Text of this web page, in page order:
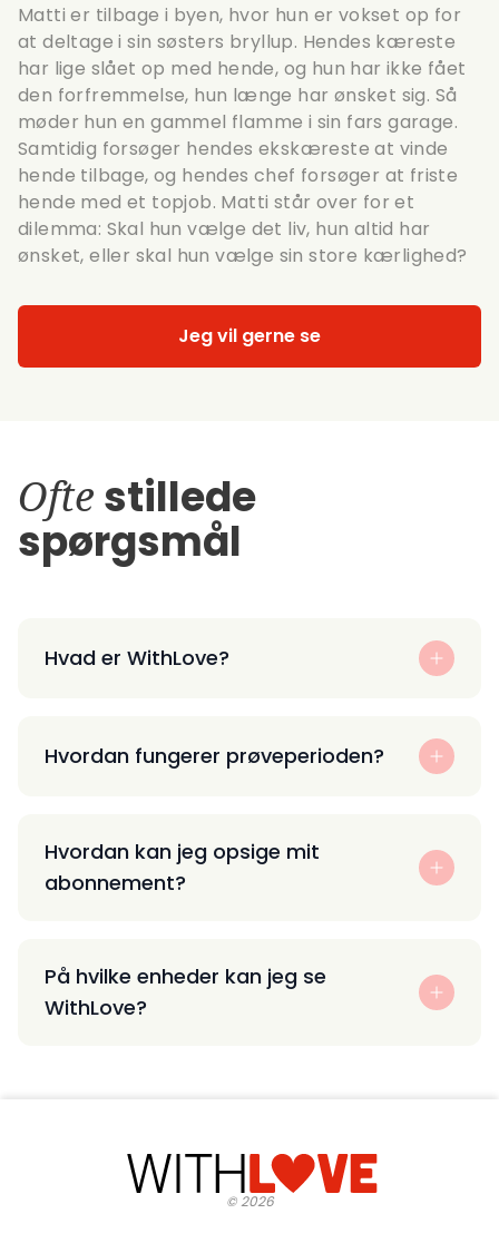
Matti er tilbage i byen, hvor hun er vokset op for
at deltage i sin søsters bryllup. Hendes kæreste
har lige slået op med hende, og hun har ikke fået
den forfremmelse, hun længe har ønsket sig. Så
møder hun en gammel flamme i sin fars garage.
Samtidig forsøger hendes ekskæreste at vinde
hende tilbage, og hendes chef forsøger at friste
hende med et topjob. Matti står over for et
dilemma: Skal hun vælge det liv, hun altid har
ønsket, eller skal hun vælge sin store kærlighed?
Jeg vil gerne se
Ofte stillede
spørgsmål
Hvad er WithLove?
Hvordan fungerer prøveperioden?
Hvordan kan jeg opsige mit
abonnement?
På hvilke enheder kan jeg se
WithLove?
©2026